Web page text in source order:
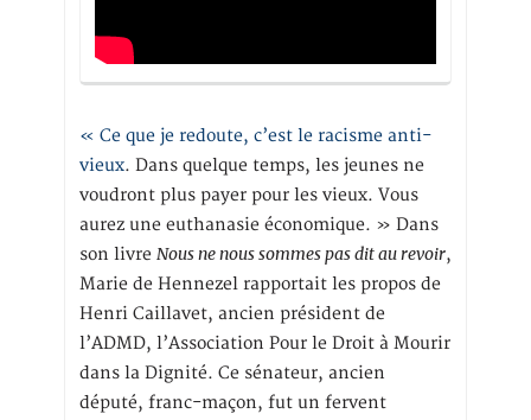
« Ce que je redoute, c’est le racisme anti-
vieux. Dans quelque temps, les jeunes ne
voudront plus payer pour les vieux. Vous
aurez une euthanasie économique. » Dans
son livre Nous ne nous sommes pas dit au revoir,
Marie de Hennezel rapportait les propos de
Henri Caillavet, ancien président de
l’ADMD, l’Association Pour le Droit à Mourir
dans la Dignité. Ce sénateur, ancien
député, franc-maçon, fut un fervent